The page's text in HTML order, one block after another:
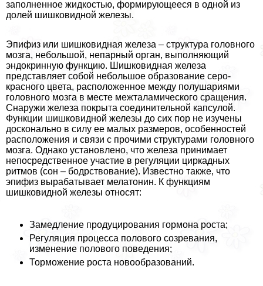
заполненное жидкостью, формирующееся в одной из
долей шишковидной железы.
Эпифиз или шишковидная железа – структура головного
мозга, небольшой, непарный орган, выполняющий
эндокринную функцию. Шишковидная железа
представляет собой небольшое образование серо-
красного цвета, расположенное между полушариями
головного мозга в месте межталамического сращения.
Снаружи железа покрыта соединительной капсулой.
Функции шишковидной железы до сих пор не изучены
досконально в силу ее малых размеров, особенностей
расположения и связи с прочими структурами головного
мозга. Однако установлено, что железа принимает
непосредственное участие в регуляции циркадных
ритмов (сон – бодрствование). Известно также, что
эпифиз выpaбатывает мелатонин. К функциям
шишковидной железы относят:
Замедление продуцирования гормона роста;
Регуляция процесса пoлoвoго созревания,
изменение пoлoвoго поведения;
Торможение роста новообразований.